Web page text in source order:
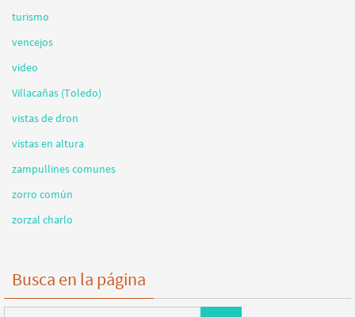
turismo
vencejos
video
Villacañas (Toledo)
vistas de dron
vistas en altura
zampullines comunes
zorro común
zorzal charlo
Busca en la página